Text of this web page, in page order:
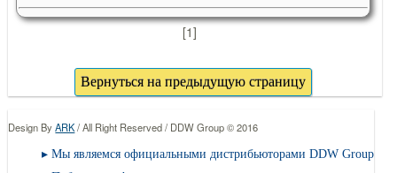
[1]
Design ByARK/ All Right Reserved / DDW Group © 2016
Мы являемся официальными дистрибьюторами DDW Group